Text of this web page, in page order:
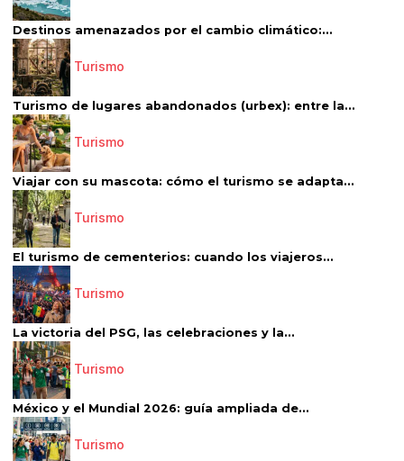
Destinos amenazados por el cambio climático:...
Turismo
Turismo de lugares abandonados (urbex): entre la...
Turismo
Viajar con su mascota: cómo el turismo se adapta...
Turismo
El turismo de cementerios: cuando los viajeros...
Turismo
La victoria del PSG, las celebraciones y la...
Turismo
México y el Mundial 2026: guía ampliada de...
Turismo